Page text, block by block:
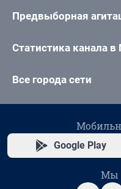
Предвыборная
Статистика канала в
Все города сети
Google Play
Мы